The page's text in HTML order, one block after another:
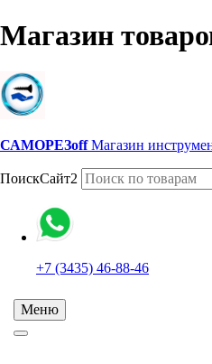
Магазин
САМОРЕЗoff Магазин
ПоискСайт2
+7 (3435) 46-88-46
Меню